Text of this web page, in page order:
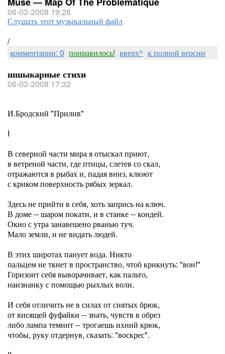
06-03-2008 19:28
Слушать этот музыкальный файл
/
комментарии: 0 понравилось! вверх^ к полной версии
шшыкарные стихи
06-03-2008 17:32
И.Бродский "Прилив"
I
В северной части мира я отыскал приют,
в ветреной части, где птицы, слетев со скал,
отражаются в рыбах и, падая вниз, клюют
с криком поверхность рябых зеркал.
Здесь не прийти в себя, хоть запрись на ключ.
В доме -- шаром покати, и в станке -- кондей.
Окно с утра занавешено рванью туч.
Мало земли, и не видать людей.
В этих широтах панует вода. Никто
пальцем не ткнет в пространство, чтоб крикнуть: "вон!"
Горизонт себя выворачивает, как пальто,
наизнанку с помощью рыхлых волн.
И себя отличить не в силах от снятых брюк,
от висящей фуфайки -- знать, чувств в обрез
либо лампа темнит -- трогаешь ихний крюк,
чтобы, руку отдернув, сказать: "воскрес".